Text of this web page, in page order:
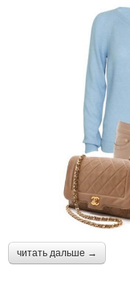
читать дальше →